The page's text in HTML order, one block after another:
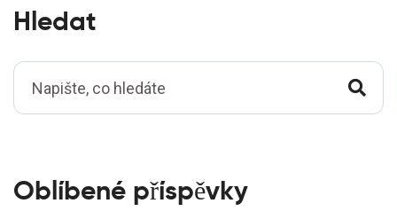
Hledat
Oblíbené příspěvky